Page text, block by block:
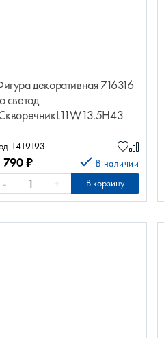
декоративная 716316
светод
1419193
790₽ В наличии
- + В корзину